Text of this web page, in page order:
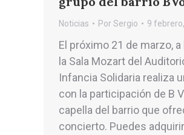
Noticias PorSergio 9
El próximo 21 de marzo,
la Sala Mozart del
Infancia Solidaria realiza
con la participación de B
capella del barrio que
concierto. Puedes